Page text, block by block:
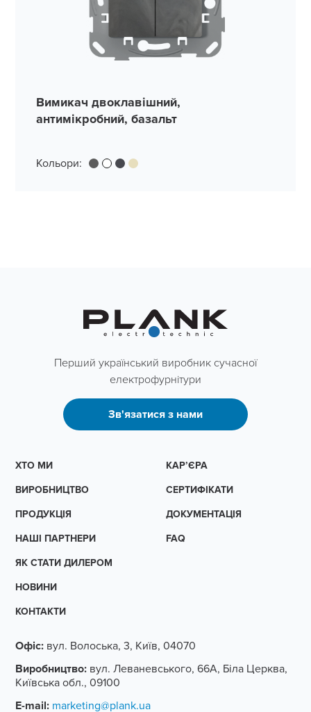
Вимикач двоклавішний,
антимікробний, базальт
Кольори:
Перший український виробник сучасної
електрофурнітури
Зв'язатися з нами
ХТО МИ
ВИРОБНИЦТВО
ПРОДУКЦІЯ
НАШІ ПАРТНЕРИ
ЯК СТАТИ ДИЛЕРОМ
НОВИНИ
КОНТАКТИ
КАР’ЄРА
СЕРТИФІКАТИ
ДОКУМЕНТАЦІЯ
FAQ
Офіс: вул. Волоська, 3, Київ, 04070
Виробництво: вул. Леваневського, 66А, Біла Церква,
Київська обл., 09100
E-mail: marketing@plank.ua